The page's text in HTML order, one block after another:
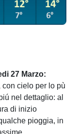
27 Marzo:
cielo per lo pù
nel dettaglio: al
di inizio
pioggia, in